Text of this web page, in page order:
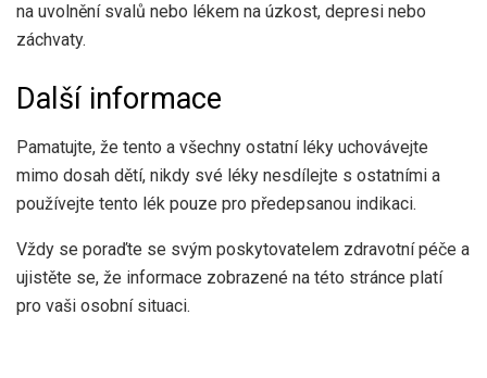
na uvolnění svalů nebo lékem na úzkost, depresi nebo
záchvaty.
Další informace
Pamatujte, že tento a všechny ostatní léky uchovávejte
mimo dosah dětí, nikdy své léky nesdílejte s ostatními a
používejte tento lék pouze pro předepsanou indikaci.
Vždy se poraďte se svým poskytovatelem zdravotní péče a
ujistěte se, že informace zobrazené na této stránce platí
pro vaši osobní situaci.